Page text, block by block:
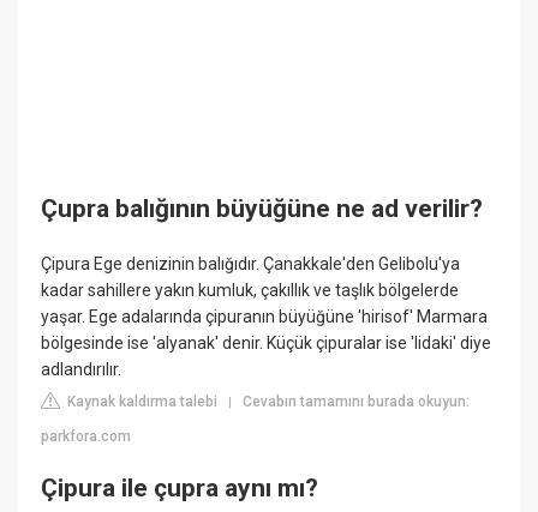
Çupra balığının büyüğüne ne ad verilir?
Çipura Ege denizinin balığıdır. Çanakkale'den Gelibolu'ya
kadar sahillere yakın kumluk, çakıllık ve taşlık bölgelerde
yaşar. Ege adalarında çipuranın büyüğüne 'hirisof' Marmara
bölgesinde ise 'alyanak' denir. Küçük çipuralar ise 'lidaki' diye
adlandırılır.
Kaynak kaldırma talebi |Cevabın tamamını burada okuyun:
parkfora.com
Çipura ile çupra aynı mı?